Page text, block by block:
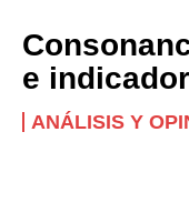
e
ANÁLISIS Y